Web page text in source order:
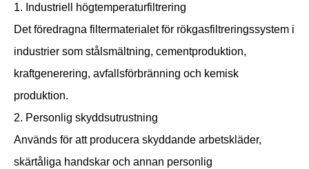
1. Industriell högtemperaturfiltrering
Det föredragna filtermaterialet för rökgasfiltreringssystem i
industrier som stålsmältning, cementproduktion,
kraftgenerering, avfallsförbränning och kemisk
produktion.
2. Personlig skyddsutrustning
Används för att producera skyddande arbetskläder,
skärtåliga handskar och annan personlig